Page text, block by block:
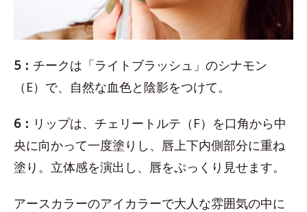
5： チークは「ライトブラッシュ」のシナモン
（E）で、自然な血色と陰影をつけて。
6： リップは、チェリートルテ（F）を口角から中
央に向かって一度塗りし、唇上下内側部分に重ね
塗り。立体感を演出し、唇をぷっくり見せます。
アースカラーのアイカラーで大人な雰囲気の中に